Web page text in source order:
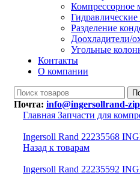
Компрессорное
Разделение
Доохладители/
Угольные
Контакты
О компании
Почта: info@ingersollrand-
Главная Запчасти для
Ingersoll Rand 22235568
Назад к товарам
Ingersoll Rand 22235592